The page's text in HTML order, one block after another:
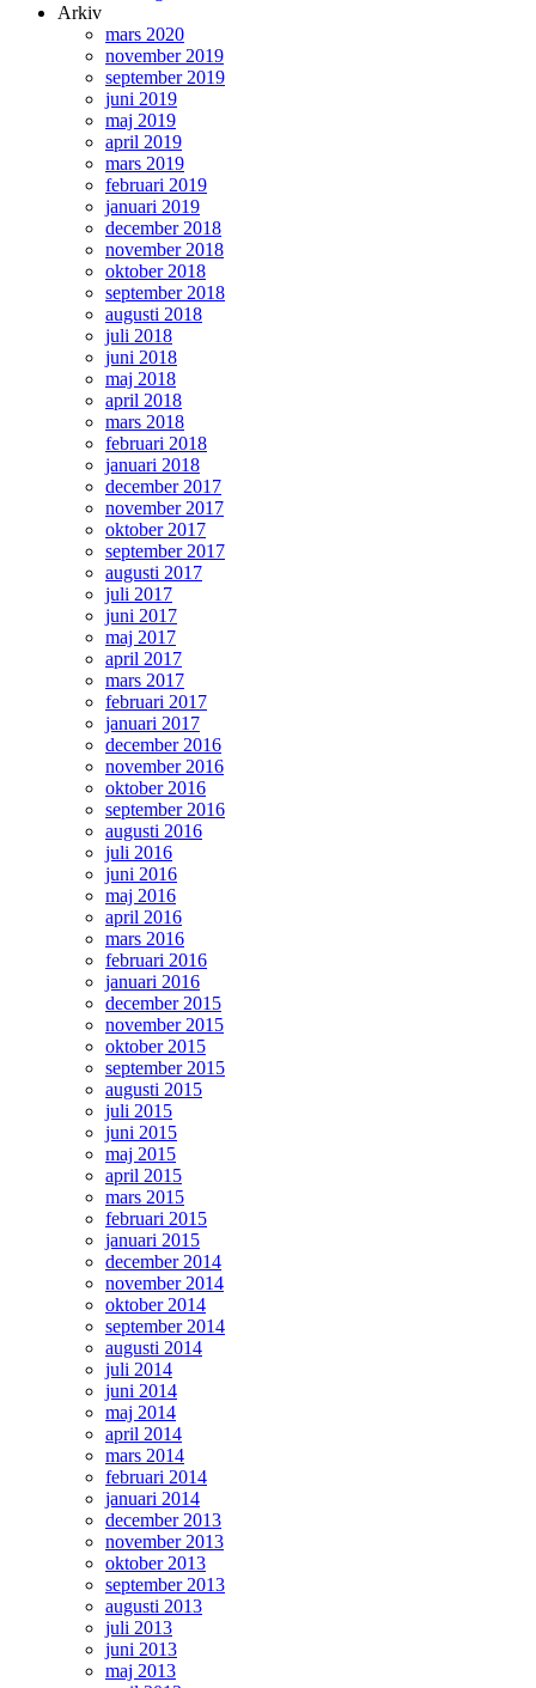
Arkiv
mars 2020
november 2019
september 2019
juni 2019
maj 2019
april 2019
mars 2019
februari 2019
januari 2019
december 2018
november 2018
oktober 2018
september 2018
augusti 2018
juli 2018
juni 2018
maj 2018
april 2018
mars 2018
februari 2018
januari 2018
december 2017
november 2017
oktober 2017
september 2017
augusti 2017
juli 2017
juni 2017
maj 2017
april 2017
mars 2017
februari 2017
januari 2017
december 2016
november 2016
oktober 2016
september 2016
augusti 2016
juli 2016
juni 2016
maj 2016
april 2016
mars 2016
februari 2016
januari 2016
december 2015
november 2015
oktober 2015
september 2015
augusti 2015
juli 2015
juni 2015
maj 2015
april 2015
mars 2015
februari 2015
januari 2015
december 2014
november 2014
oktober 2014
september 2014
augusti 2014
juli 2014
juni 2014
maj 2014
april 2014
mars 2014
februari 2014
januari 2014
december 2013
november 2013
oktober 2013
september 2013
augusti 2013
juli 2013
juni 2013
maj 2013